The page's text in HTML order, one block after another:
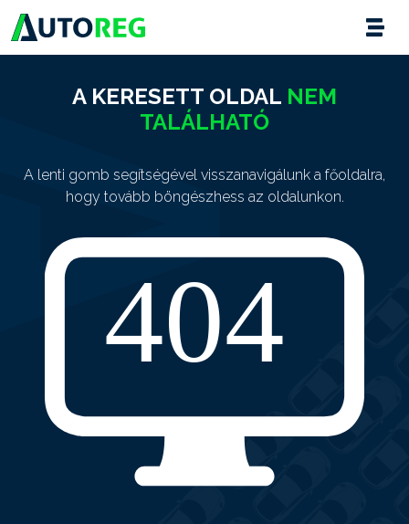
A KERESETT OLDAL NEM
TALÁLHATÓ
A lenti gomb segítségével visszanavigálunk a főoldalra,
hogy tovább böngészhess az oldalunkon.